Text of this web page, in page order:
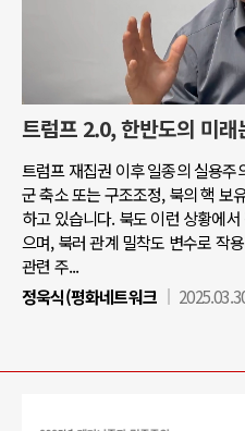
트럼프 2.0, 한반도의 미래
트럼프 재집권 이후 일종의 실용
군 축소 또는 구조조정, 북의 핵 보
하고 있습니다. 북도 이런 상황에
으며, 북러 관계 밀착도 변수로 작
관련 주...
정욱식(평화네트워크